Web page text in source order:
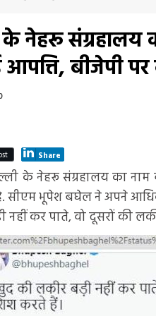
के नेहरू
आपत्ति, बीजेपी
Share
के नेहरू संग्रहालय का
भूपेश बघेल ने अपने
कर पाते, वो दूसरों की